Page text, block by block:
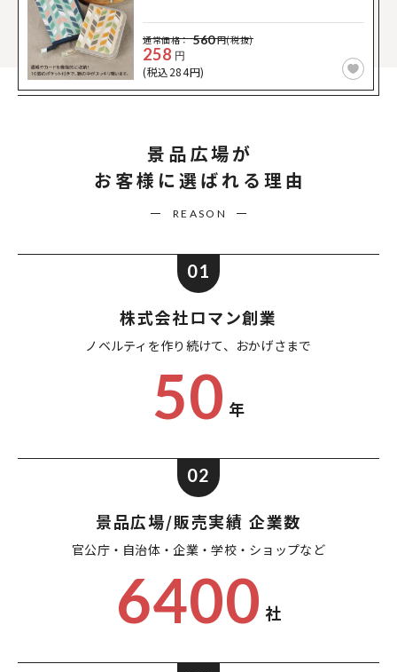
通常価格： 560円(税抜)
258 円
(税込284円)
景品広場が
お客様に選ばれる理由
REASON
01
株式会社ロマン創業
ノベルティを作り続けて、 おかげさまで
50 年
02
景品広場/販売実績 企業数
官公庁・自治体・企業・学校・ショップなど
6400 社